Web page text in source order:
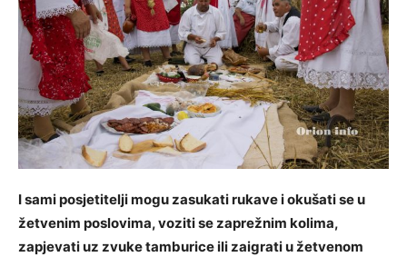
I sami posjetitelji mogu zasukati rukave i okušati se u
žetvenim poslovima, voziti se zaprežnim kolima,
zapjevati uz zvuke tamburice ili zaigrati u žetvenom